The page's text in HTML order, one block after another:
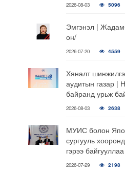
2026-08-03 5096
Эмгэнэл |
он/
2026-07-20 4559
Хяналт
аудитын газар |
байранд урьж
2026-08-03 2638
МУИС болон
сургууль
гэрээ байгууллаа
2026-07-29 2198